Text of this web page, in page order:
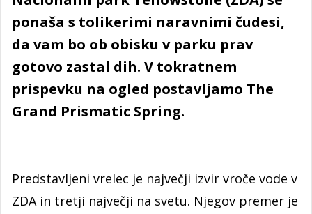
ponaša s tolikerimi naravnimi čudesi,
da vam bo ob obisku v parku prav
gotovo zastal dih. V tokratnem
prispevku na ogled postavljamo The
Grand Prismatic Spring.
Predstavljeni vrelec je največji izvir vroče vode v
ZDA in tretji največji na svetu. Njegov premer je